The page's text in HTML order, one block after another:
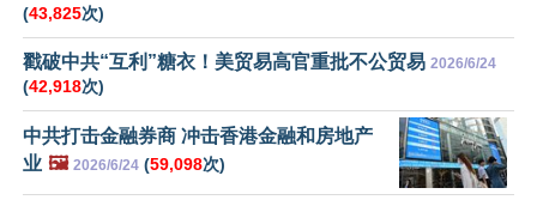
(43,825次)
戳破中共“互利”糖衣！美贸易高官重批不公贸易 2026/6/24
(42,918次)
中共打击金融券商 冲击香港金融和房地产
业 🖼️ 2026/6/24 (59,098次)